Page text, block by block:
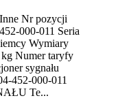
Nr pozycji
000-011 Seria
Wymiary
Numer taryfy
sygnału
452-000-011
Te...